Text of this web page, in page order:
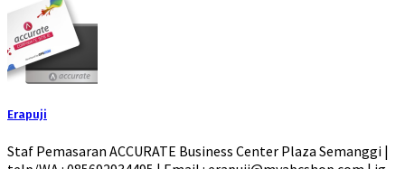
Erapuji
Staf Pemasaran ACCURATE Business Center Plaza Semanggi |